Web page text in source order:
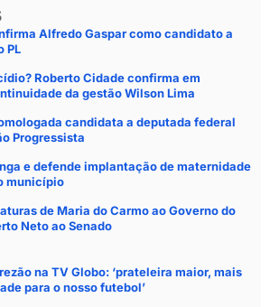
Alfredo Gaspar como candidato a
PL
Roberto Cidade confirma em
da gestão Wilson Lima
candidata a deputada federal
Progressista
e defende implantação de maternidade
município
de Maria do Carmo ao Governo do
Neto ao Senado
na TV Globo: ‘prateleira maior, mais
para o nosso futebol’